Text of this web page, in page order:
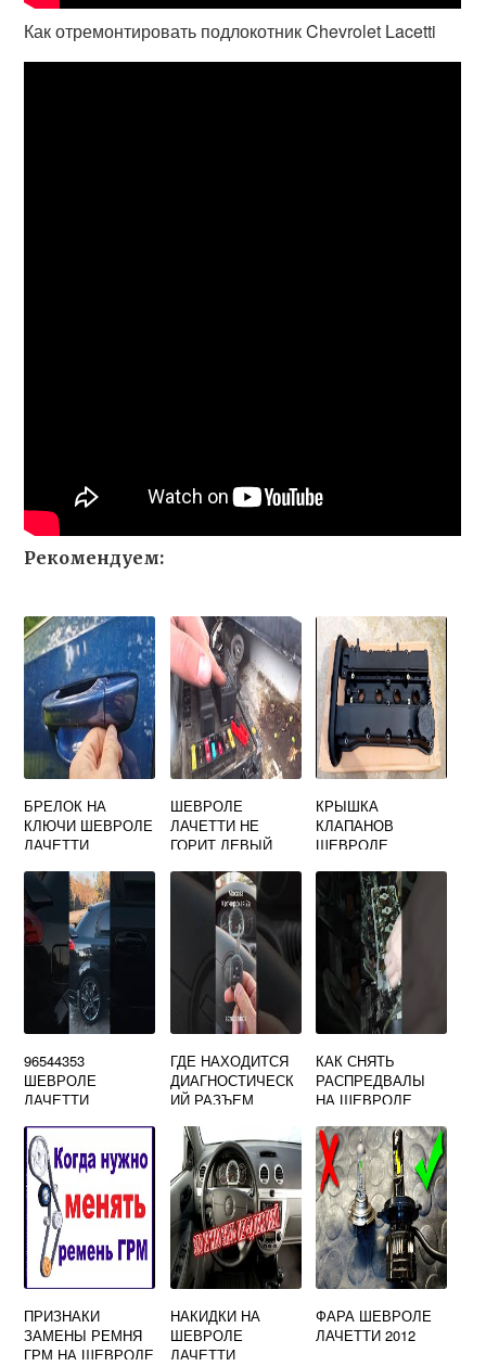
Как отремонтировать подлокотник Chevrolet Lacetti
Рекомендуем:
БРЕЛОК НА
КЛЮЧИ ШЕВРОЛЕ
ЛАЧЕТТИ
ШЕВРОЛЕ
ЛАЧЕТТИ НЕ
ГОРИТ ЛЕВЫЙ
КРЫШКА
КЛАПАНОВ
ШЕВРОЛЕ
96544353
ШЕВРОЛЕ
ЛАЧЕТТИ
ГДЕ НАХОДИТСЯ
ДИАГНОСТИЧЕСК
ИЙ РАЗЪЕМ
ЛАЧЕТТИ
КАК СНЯТЬ
РАСПРЕДВАЛЫ
НА ШЕВРОЛЕ
ПРИЗНАКИ
ЗАМЕНЫ РЕМНЯ
ГРМ НА ШЕВРОЛЕ
НАКИДКИ НА
ШЕВРОЛЕ
ЛАЧЕТТИ
ФАРА ШЕВРОЛЕ
ЛАЧЕТТИ 2012